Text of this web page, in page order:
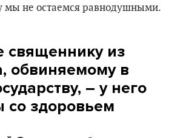
мы не остаемся равнодушными.
священнику из
обвиняемому в
– у него
со здоровьем